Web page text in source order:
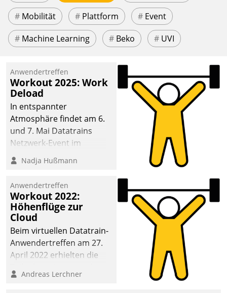
# Mobilität # Plattform # Event
# Machine Learning # Beko # UVI
Anwendertreffen
Workout 2025: Work
Deload
In entspannter
Atmosphäre findet am 6.
und 7. Mai Datatrains
Netzwerk-Event im
Kunden- und Partnerkreis
statt. Zentrale Frage: Wie
Mammutprojekte
meistern und Workloads
wuppen – bei zunehmend
anspruchsvollen
Aufgaben und
abnehmendem
Nadja Hußmann
Anwendertreffen
Workout 2022:
Höhenflüge zur
Cloud
Beim virtuellen Datatrain-
Anwendertreffen am 27.
April 2022 erhielten die
Teilnehmer kurzweilige
Andreas Lerchner